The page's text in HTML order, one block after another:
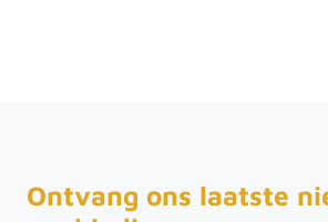
Ontvang ons laatste